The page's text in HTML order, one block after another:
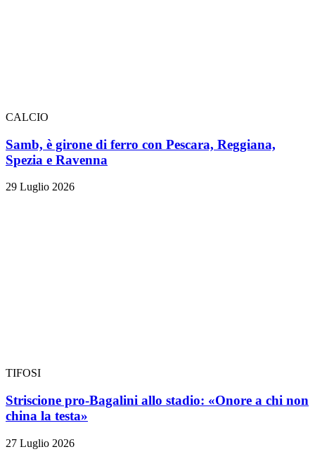
CALCIO
Samb, è girone di ferro con Pescara, Reggiana,
Spezia e Ravenna
29 Luglio 2026
TIFOSI
Striscione pro-Bagalini allo stadio: «Onore a chi non
china la testa»
27 Luglio 2026